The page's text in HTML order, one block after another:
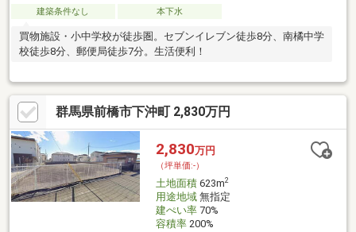
建築条件なし 本下水
買物施設・小中学校が徒歩圏。セブンイレブン徒歩8分、南橘中学
校徒歩8分、郵便局徒歩7分。生活便利！
群馬県前橋市下沖町 2,830万円
2,830万円
（坪単価:-）
土地面積623m2
用途地域無指定
建ぺい率70%
容積率200%